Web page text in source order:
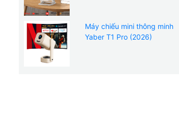
Máy chiếu mini thông minh
Yaber T1 Pro (2026)